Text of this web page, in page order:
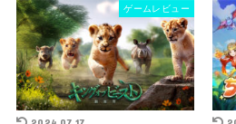
ゲームレビュー